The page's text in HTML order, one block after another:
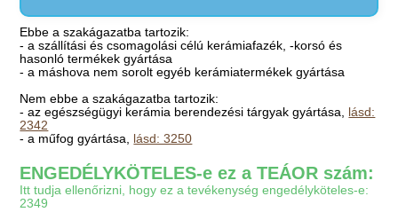
Ebbe a szakágazatba tartozik:
- a szállítási és csomagolási célú kerámiafazék, -korsó és
hasonló termékek gyártása
- a máshova nem sorolt egyéb kerámiatermékek gyártása
Nem ebbe a szakágazatba tartozik:
- az egészségügyi kerámia berendezési tárgyak gyártása, lásd:
2342
- a műfog gyártása, lásd: 3250
ENGEDÉLYKÖTELES-e ez a TEÁOR szám:
Itt tudja ellenőrizni, hogy ez a tevékenység engedélyköteles-e:
2349